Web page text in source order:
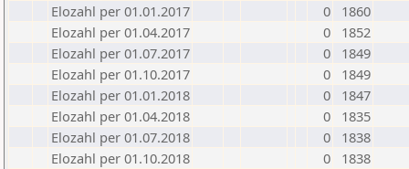
Elozahl per 01.01.2017
0
1860
Elozahl per 01.04.2017
0
1852
Elozahl per 01.07.2017
0
1849
Elozahl per 01.10.2017
0
1849
Elozahl per 01.01.2018
0
1847
Elozahl per 01.04.2018
0
1835
Elozahl per 01.07.2018
0
1838
Elozahl per 01.10.2018
0
1838